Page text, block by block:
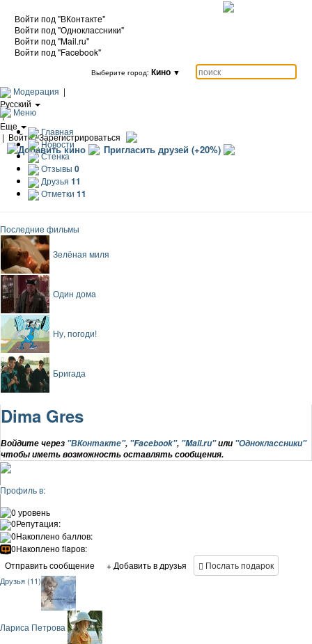
Войти под "ВКонтакте"
Войти под "Одноклассники"
Войти под "Mail.ru"
Войти под "Facebook"
Выберите город: Кино ▼
Модерация |
Русский
|
Еще
| Войти / Зарегистрироваться
Добавить кино Пригласить друзей (+20%)
Меню
Главная
Новости
Стенка
Отзывы 0
Друзья 11
Отметки 11
Последние фильмы
Зелёная миля
Один дома
Ну, погоди!
Бригада
Dima Gres
Войдите через "ВКонтакте", "Facebook", "Mail.ru"или "Одноклассники"
чтобы иметь возможность оставлять сообщения.
Профиль в:
0 уровень
0Репутация:
0Накоплено баллов:
0Накоплено flapов:
Отправить сообщение
+ Добавить в друзья Послать подарок
Друзья (11)
Лариса Петрова